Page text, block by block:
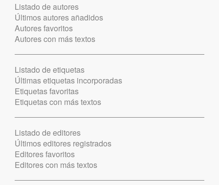
Listado de autores
Últimos autores añadidos
Autores favoritos
Autores con más textos
Listado de etiquetas
Últimas etiquetas incorporadas
Etiquetas favoritas
Etiquetas con más textos
Listado de editores
Últimos editores registrados
Editores favoritos
Editores con más textos